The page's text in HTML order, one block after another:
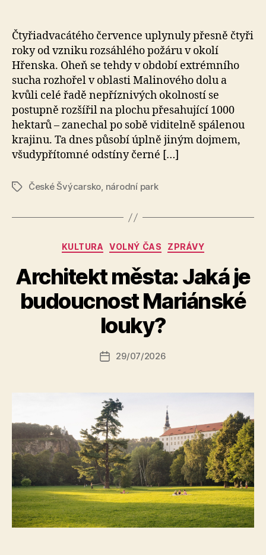
Čtyřiadvacátého července uplynuly přesně čtyři
roky od vzniku rozsáhlého požáru v okolí
Hřenska. Oheň se tehdy v období extrémního
sucha rozhořel v oblasti Malinového dolu a
kvůli celé řadě nepříznivých okolností se
postupně rozšířil na plochu přesahující 1000
hektarů – zanechal po sobě viditelně spálenou
krajinu. Ta dnes působí úplně jiným dojmem,
všudypřítomné odstíny černé […]
ŠtítkyČeské Švýcarsko, národní park
Rubriky
KULTURA VOLNÝ ČAS ZPRÁVY
Architekt města: Jaká je
budoucnost Mariánské
louky?
Autor
A
u
t
o
a
Datum
29/07/2026